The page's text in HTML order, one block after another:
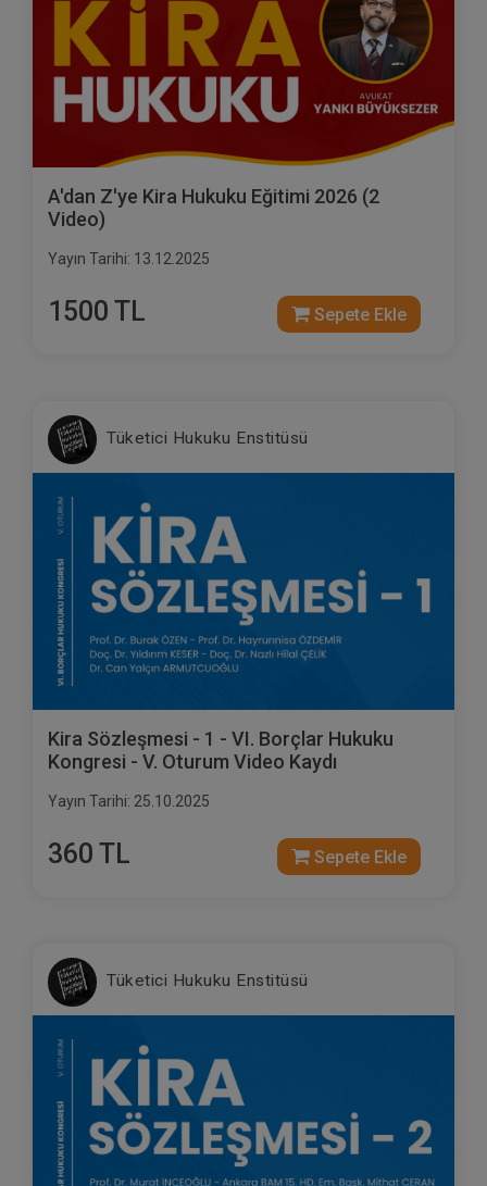
A'dan Z'ye Kira Hukuku Eğitimi 2026 (2
Video)
Yayın Tarihi: 13.12.2025
1500 TL Sepete Ekle
Tüketici Hukuku Enstitüsü
Kira Sözleşmesi - 1 - VI. Borçlar Hukuku
Kongresi - V. Oturum Video Kaydı
Yayın Tarihi: 25.10.2025
360 TL Sepete Ekle
Tüketici Hukuku Enstitüsü